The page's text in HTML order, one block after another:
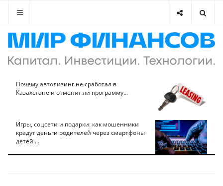
Почему автолизинг не сработал в
Казахстане и отменят ли программу...
Игры, соцсети и подарки: как мошенники
крадут деньги родителей через смартфоны
детей ...